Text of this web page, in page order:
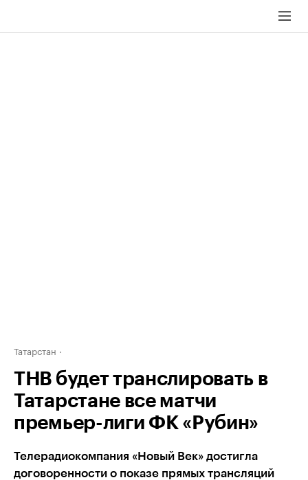
Татарстан
ТНВ будет транслировать в
Татарстане все матчи
премьер-лиги ФК «Рубин»
Телерадиокомпания «Новый Век» достигла
договоренности о показе прямых трансляций